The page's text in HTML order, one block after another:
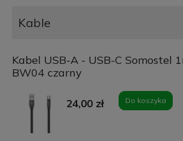
Kable
Kabel USB-A - USB-C Somostel
BW04 czarny
24,00 zł Do koszyka